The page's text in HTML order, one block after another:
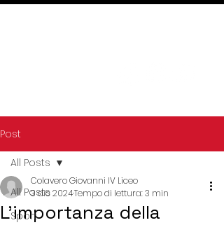
Post
All Posts
Sport
All Posts
L’importanza della
Colavero Giovanni IV Liceo
3 dic 2024Tempo di lettura: 3 min